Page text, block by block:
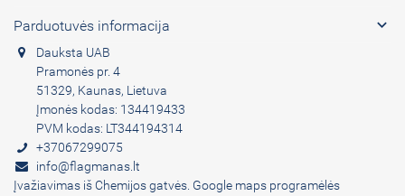
Parduotuvės informacija 
Dauksta UAB
Pramonės pr. 4
51329, Kaunas, Lietuva
Įmonės kodas: 134419433
PVM kodas: LT344194314
+37067299075
info@flagmanas.lt
Įvažiavimas iš Chemijos gatvės. Google maps programėlės